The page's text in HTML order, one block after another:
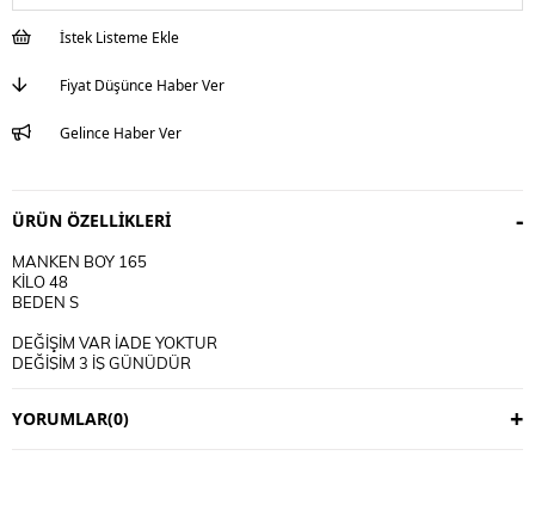
İstek Listeme Ekle
Fiyat Düşünce Haber Ver
Gelince Haber Ver
ÜRÜN ÖZELLIKLERI
MANKEN BOY 165
KİLO 48
BEDEN S
DEĞİŞİM VAR İADE YOKTUR
DEĞİŞİM 3 İŞ GÜNÜDÜR
YORUMLAR(0)